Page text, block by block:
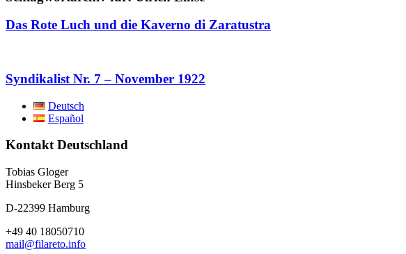
Das Rote Luch und die Kaverno di Zaratustra
Syndikalist Nr. 7 – November 1922
Deutsch
Español
Kontakt Deutschland
Tobias Gloger
Hinsbeker Berg 5
D-22399 Hamburg
+49 40 18050710
mail@filareto.info